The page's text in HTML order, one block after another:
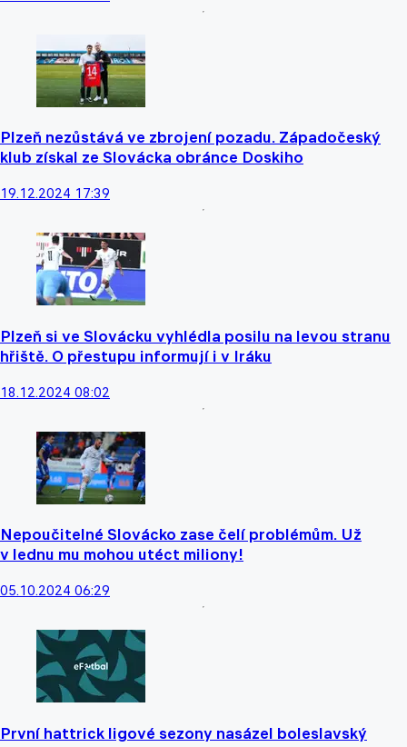
Plzeň nezůstává ve zbrojení pozadu. Západočeský
klub získal ze Slovácka obránce Doskiho
19.12.2024 17:39
Plzeň si ve Slovácku vyhlédla posilu na levou stranu
hřiště. O přestupu informují i v Iráku
18.12.2024 08:02
Nepoučitelné Slovácko zase čelí problémům. Už
v lednu mu mohou utéct miliony!
05.10.2024 06:29
První hattrick ligové sezony nasázel boleslavský